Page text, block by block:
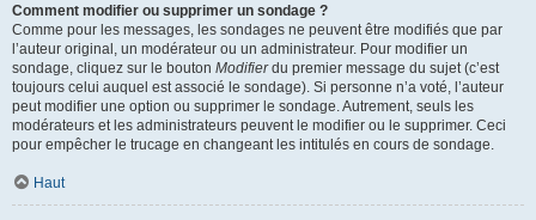
Comment modifier ou supprimer un sondage ?
Comme pour les messages, les sondages ne peuvent être modifiés que par
l’auteur original, un modérateur ou un administrateur. Pour modifier un
sondage, cliquez sur le bouton Modifierdu premier message du sujet (c’est
toujours celui auquel est associé le sondage). Si personne n’a voté, l’auteur
peut modifier une option ou supprimer le sondage. Autrement, seuls les
modérateurs et les administrateurs peuvent le modifier ou le supprimer. Ceci
pour empêcher le trucage en changeant les intitulés en cours de sondage.
Haut